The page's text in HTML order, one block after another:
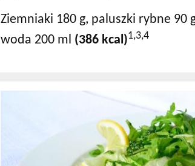
Ziemniaki 180 g, paluszki rybne 90
woda 200 ml (386 kcal)1,3,4